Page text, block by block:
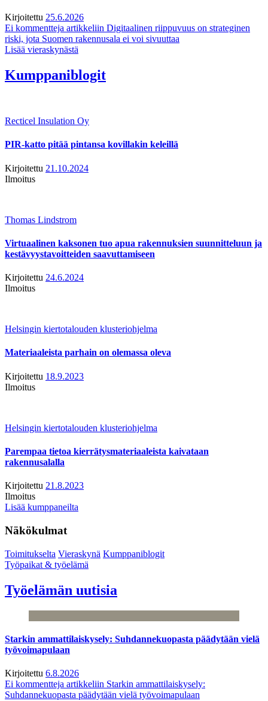
Kirjoitettu 25.6.2026
Ei kommentteja artikkeliin Digitaalinen riippuvuus on strateginen
riski, jota Suomen rakennusala ei voi sivuuttaa
Lisää vieraskynästä
Kumppaniblogit
Recticel Insulation Oy
PIR-katto pitää pintansa kovillakin keleillä
Kirjoitettu 21.10.2024
Ilmoitus
Thomas Lindstrom
Virtuaalinen kaksonen tuo apua rakennuksien suunnitteluun ja
kestävyystavoitteiden saavuttamiseen
Kirjoitettu 24.6.2024
Ilmoitus
Helsingin kiertotalouden klusteriohjelma
Materiaaleista parhain on olemassa oleva
Kirjoitettu 18.9.2023
Ilmoitus
Helsingin kiertotalouden klusteriohjelma
Parempaa tietoa kierrätysmateriaaleista kaivataan
rakennusalalla
Kirjoitettu 21.8.2023
Ilmoitus
Lisää kumppaneilta
Näkökulmat
Toimitukselta Vieraskynä Kumppaniblogit
Työpaikat & työelämä
Työelämän uutisia
Starkin ammattilaiskysely: Suhdannekuopasta päädytään vielä
työvoimapulaan
Kirjoitettu 6.8.2026
Ei kommentteja artikkeliin Starkin ammattilaiskysely:
Suhdannekuopasta päädytään vielä työvoimapulaan